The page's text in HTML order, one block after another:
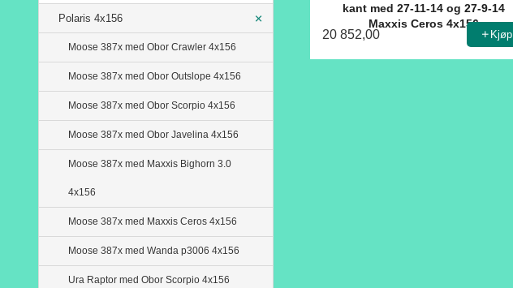
Polaris 4x156
Moose 387x med Obor Crawler 4x156
Moose 387x med Obor Outslope 4x156
Moose 387x med Obor Scorpio 4x156
Moose 387x med Obor Javelina 4x156
Moose 387x med Maxxis Bighorn 3.0
4x156
Moose 387x med Maxxis Ceros 4x156
Moose 387x med Wanda p3006 4x156
Ura Raptor med Obor Scorpio 4x156
kant med 27-11-14 og 27-9-14
Maxxis Ceros 4x156
20 852,00 Kjøp